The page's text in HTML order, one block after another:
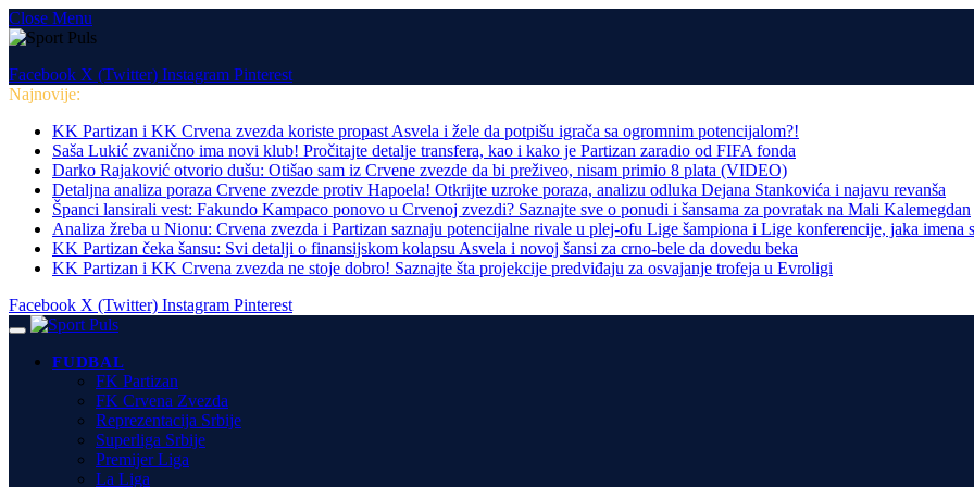
Close Menu
Facebook X (Twitter) Instagram Pinterest
Najnovije:
KK Partizan i KK Crvena zvezda koriste propast Asvela i žele da potpišu igrača sa ogromnim potencijalom?!
Saša Lukić zvanično ima novi klub! Pročitajte detalje transfera, kao i kako je Partizan zaradio od FIFA fonda
Darko Rajaković otvorio dušu: Otišao sam iz Crvene zvezde da bi preživeo, nisam primio 8 plata (VIDEO)
Detaljna analiza poraza Crvene zvezde protiv Hapoela! Otkrijte uzroke poraza, analizu odluka Dejana Stankovića i najavu revanša
Španci lansirali vest: Fakundo Kampaco ponovo u Crvenoj zvezdi? Saznajte sve o ponudi i šansama za povratak na Mali Kalemegdan
Analiza žreba u Nionu: Crvena zvezda i Partizan saznaju potencijalne rivale u plej-ofu Lige šampiona i Lige konferencije, jaka imena
KK Partizan čeka šansu: Svi detalji o finansijskom kolapsu Asvela i novoj šansi za crno-bele da dovedu beka
KK Partizan i KK Crvena zvezda ne stoje dobro! Saznajte šta projekcije predviđaju za osvajanje trofeja u Evroligi
Facebook X (Twitter) Instagram Pinterest
FUDBAL
FK Partizan
FK Crvena Zvezda
Reprezentacija Srbije
Superliga Srbije
Premijer Liga
La Liga